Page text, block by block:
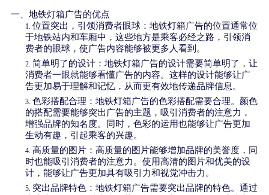
一、地铁灯箱广告的优点
1. 位置突出，引领消费者眼球：地铁灯箱广告的位置通常位
于地铁站内和车厢中，这些地方是乘客必经之路，引领消
费者的眼球，使广告内容能够被更多人看到。
2. 简单明了的设计：地铁灯箱广告的设计需要简单明了，让
消费者一眼就能够看懂广告的内容。这样的设计能够让广
告更加易于理解和记忆，从而更有效地传递品牌信息。
3. 色彩搭配合理：地铁灯箱广告的色彩搭配需要合理。颜色
的搭配需要能够突出广告的主题，吸引消费者的注意力，
增强品牌的知名度。同时，色彩的运用也能够让广告更加
生动有趣，引起乘客的兴趣。
4. 高质量的图片：高质量的图片能够增加品牌的美誉度，同
时也能吸引消费者的注意力。使用高清的图片和优美的设
计，能够让广告更加具有吸引力和视觉冲击力。
5. 突出品牌特色：地铁灯箱广告需要突出品牌的特色。通过